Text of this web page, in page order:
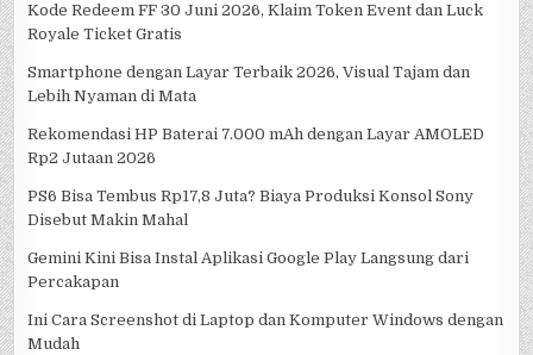
Kode Redeem FF 30 Juni 2026, Klaim Token Event dan Luck
Royale Ticket Gratis
Smartphone dengan Layar Terbaik 2026, Visual Tajam dan
Lebih Nyaman di Mata
Rekomendasi HP Baterai 7.000 mAh dengan Layar AMOLED
Rp2 Jutaan 2026
PS6 Bisa Tembus Rp17,8 Juta? Biaya Produksi Konsol Sony
Disebut Makin Mahal
Gemini Kini Bisa Instal Aplikasi Google Play Langsung dari
Percakapan
Ini Cara Screenshot di Laptop dan Komputer Windows dengan
Mudah